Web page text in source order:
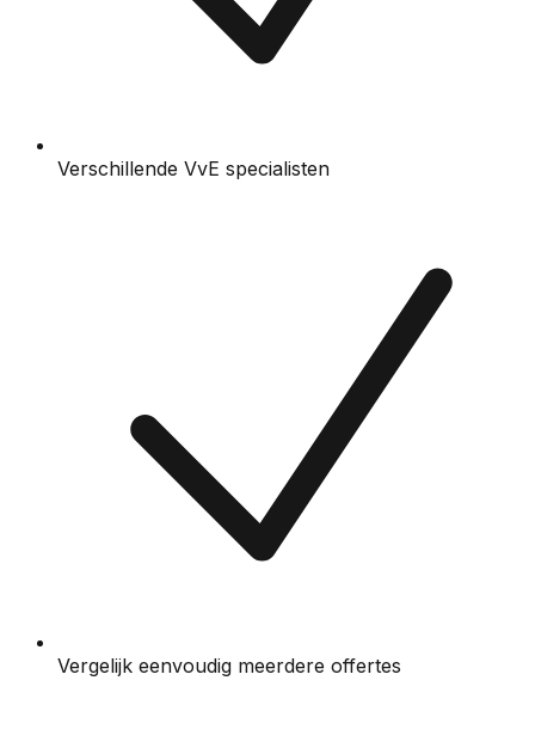
Verschillende VvE specialisten
Vergelijk eenvoudig meerdere offertes